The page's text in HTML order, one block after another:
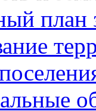
план